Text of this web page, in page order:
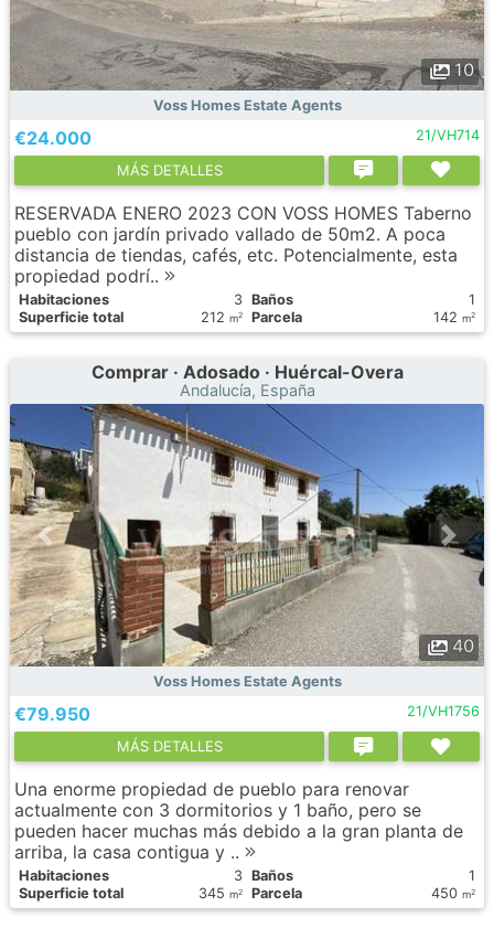
10
Voss Homes Estate Agents
€24.000 21/VH714
МÁS DETALLES
RESERVADA ENERO 2023 CON VOSS HOMES Taberno
pueblo con jardín privado vallado de 50m2. A poca
distancia de tiendas, cafés, etc. Potencialmente, esta
propiedad podrí..
Habitaciones 3 Baños
1
Superficie total
212 m2 Parcela 142 m2
Comprar · Adosado · Huércal-Overa
Andalucía, España
40
Voss Homes Estate Agents
€79.950 21/VH1756
МÁS DETALLES
Una enorme propiedad de pueblo para renovar
actualmente con 3 dormitorios y 1 baño, pero se
pueden hacer muchas más debido a la gran planta de
arriba, la casa contigua y ..
Habitaciones 3 Baños
1
Superficie total
345 m2 Parcela 450 m2